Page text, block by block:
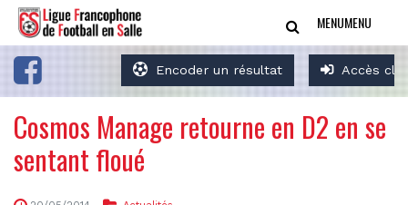
Encoder un résultat Accès
MENUMENU
Cosmos Manage retourne en D2 en se
sentant floué